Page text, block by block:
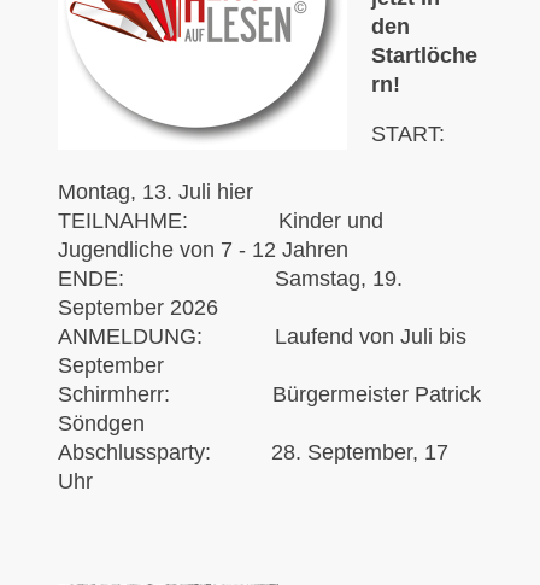
den
Startlöche
rn!
START:
Montag, 13. Juli hier
TEILNAHME: Kinder und
Jugendliche von 7 - 12 Jahren
ENDE: Samstag, 19.
September 2026
ANMELDUNG: Laufend von Juli bis
September
Schirmherr: Bürgermeister Patrick
Söndgen
Abschlussparty: 28. September, 17
Uhr